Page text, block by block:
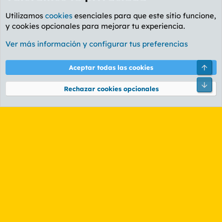
Foro General
Cookies
PL OLDSTYLE AMARILLO
Términos y reglas Política de privacidad Ayuda
Community platform by XenForo® © 2010-2026 XenForo Ltd.
Utilizamos cookies esenciales para que este sitio funcione,
y cookies opcionales para mejorar tu experiencia.
Ver más información y configurar tus preferencias
Aceptar todas las cookies
Rechazar cookies opcionales
Pie